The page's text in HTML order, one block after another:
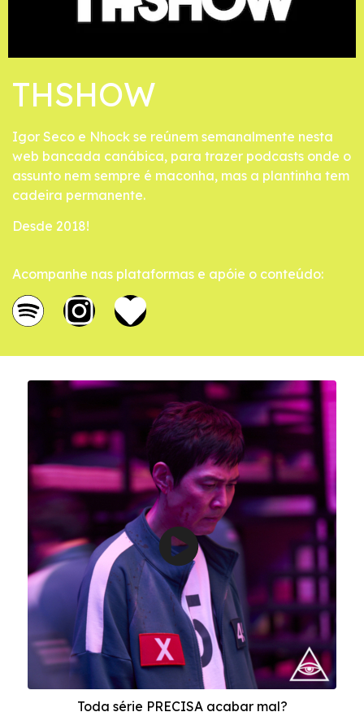
THSHOW
Igor Seco e Nhock se reúnem semanalmente nesta
web bancada canábica, para trazer podcasts onde o
assunto nem sempre é maconha, mas a plantinha tem
cadeira permanente.
Desde 2018!
Acompanhe nas plataformas e apóie o conteúdo:
Toda série PRECISA acabar mal?